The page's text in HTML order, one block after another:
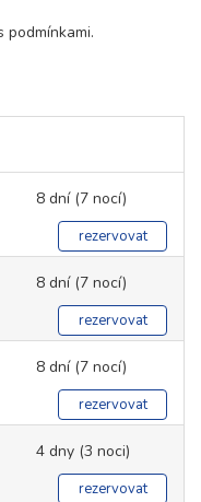
podmínkami.
8 dní (7 nocí)
rezervovat
8 dní (7 nocí)
rezervovat
8 dní (7 nocí)
rezervovat
4 dny (3 noci)
rezervovat